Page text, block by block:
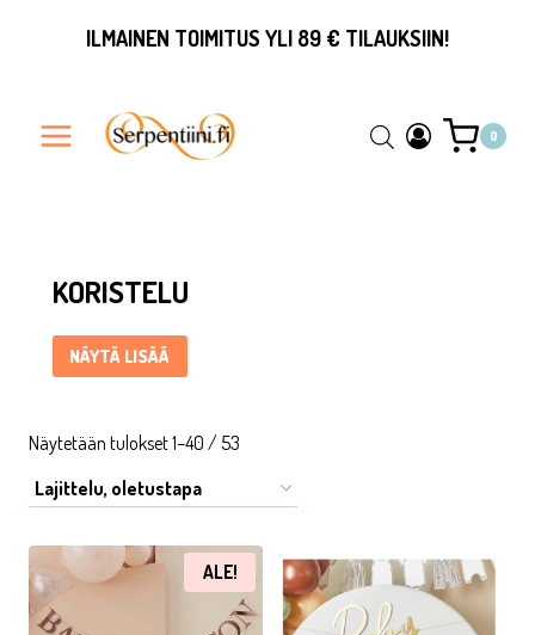
ILMAINEN TOIMITUS YLI 89 € TILAUKSIIN!
0
Koristelu ... Content continues. Activate the Näytä lisää
KORISTELU
NÄYTÄ LISÄÄ
Näytetään tulokset 1–40 / 53
ALE!